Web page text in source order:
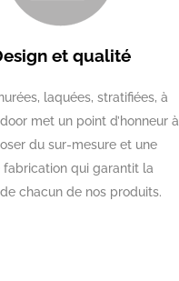
et qualité
laquées, stratifiées, à
met un point d’honneur à
du sur-mesure et une
qui garantit la
chacun de nos produits.